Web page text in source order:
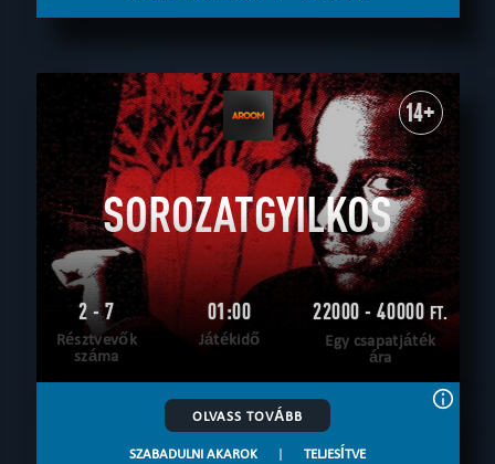
14+
SOROZATGYILKOS
2 - 7
Résztvevők
száma
01:00
Játékidő
22000 - 40000 FT.
Egy csapatjáték
ára
OLVASS TOVÁBB
SZABADULNI AKAROK | TELJESÍTVE